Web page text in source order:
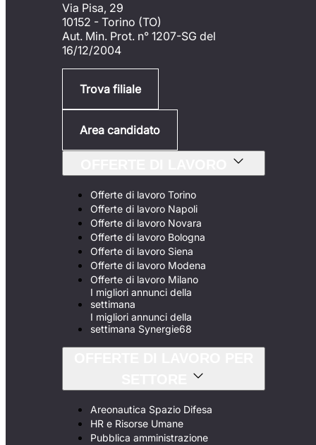
Via Pisa, 29
10152 - Torino (TO)
Aut. Min. Prot. n° 1207-SG del
16/12/2004
Trova filiale
Area candidato
Offerte di lavoro Torino
Offerte di lavoro Napoli
Offerte di lavoro Novara
Offerte di lavoro Bologna
Offerte di lavoro Siena
Offerte di lavoro Modena
Offerte di lavoro Milano
I migliori annunci della
settimana
I migliori annunci della
settimana Synergie68
Areonautica Spazio Difesa
HR e Risorse Umane
Pubblica amministrazione